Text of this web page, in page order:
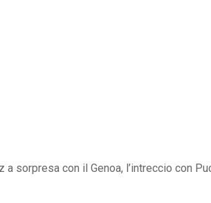
a sorpresa con il Genoa, l’intreccio con